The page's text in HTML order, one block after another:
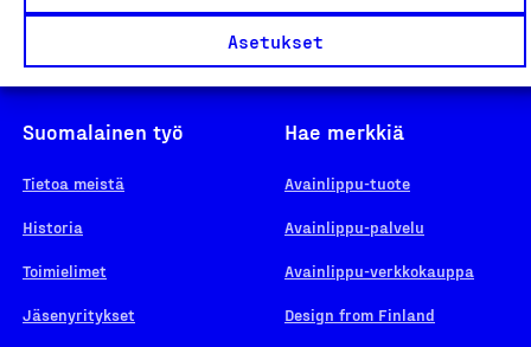
Asetukset
Suomalainen työ
Tietoa meistä
Historia
Toimielimet
Jäsenyritykset
Hae merkkiä
Avainlippu-tuote
Avainlippu-palvelu
Avainlippu-verkkokauppa
Design from Finland